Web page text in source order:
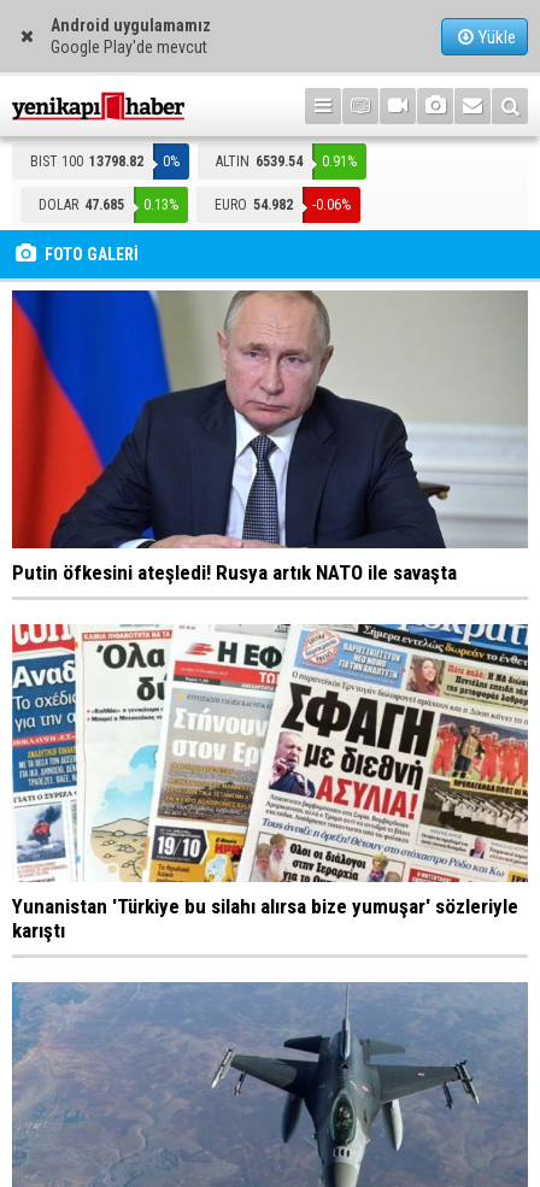
Android uygulamamız
Google Play'de mevcut
Yükle
BIST 100 13798.82 0% ALTIN 6539.54 0.91%
DOLAR 47.685 0.13% EURO 54.982 -0.06%
FOTO GALERİ
Putin öfkesini ateşledi! Rusya artık NATO ile savaşta
Yunanistan 'Türkiye bu silahı alırsa bize yumuşar' sözleriyle
karıştı